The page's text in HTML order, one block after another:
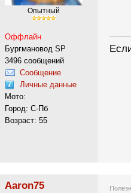
Опытный
Оффлайн
Бургмановод SP
3496 сообщений
Сообщение
Личные данные
Мото:
Город: С-Пб
Возраст: 55
Aaron75